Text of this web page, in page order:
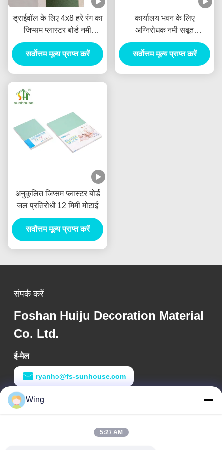
ड्राईवॉल के लिए 4x8 हरे रंग का
जिप्सम प्लास्टर बोर्ड नमी
प्रतिरोधी
सर्वोत्तम मूल्य प्राप्त करें
कार्यालय भवन के लिए
अग्निरोधक नमी सबूत
प्लास्टरबोर्ड आइवरी रंग
सर्वोत्तम मूल्य प्राप्त करें
अनुकूलित जिप्सम प्लास्टर बोर्ड
जल प्रतिरोधी 12 मिमी मोटाई
सर्वोत्तम मूल्य प्राप्त करें
संपर्क करें
Foshan Huiju Decoration Material
Co. Ltd.
ई-मेल
ryanho@fs-sunhouse.com
काम का समय
9:00-18:00
Wing
5:27 AM